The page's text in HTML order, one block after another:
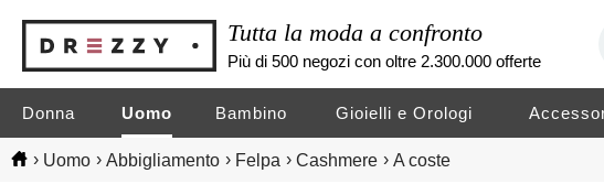
Tutta la moda a confronto
Più di 500 negozi con oltre 2.300.000 offerte
Donna Uomo Bambino Gioielli e Orologi
› Uomo › Abbigliamento › Felpa › Cashmere › A coste